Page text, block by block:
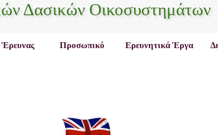
Προσωπικό Ερευνητικά Έργα
Δασικών Οικοσυστημάτων